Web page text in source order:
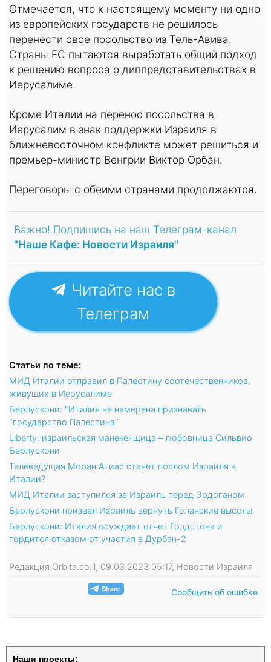
Отмечается, что к настоящему моменту ни одно
из европейских государств не решилось
перенести свое посольство из Тель-Авива.
Страны ЕС пытаются выработать общий подход
к решению вопроса о диппредставительствах в
Иерусалиме.
Кроме Италии на перенос посольства в
Иерусалим в знак поддержки Израиля в
ближневосточном конфликте может решиться и
премьер-министр Венгрии Виктор Орбан.
Переговоры с обеими странами продолжаются.
Важно! Подпишись на наш Телеграм-канал
"Наше Кафе: Новости Израиля"
Читайте нас в
Телеграм
Статьи по теме:
МИД Италии отправил в Палестину соотечественников,
живущих в Иерусалиме
Берлускони: "Италия не намерена признавать
"государство Палестина"
Liberty: израильская манекенщица – любовница Сильвио
Берлускони
Телеведущая Моран Атиас станет послом Израиля в
Италии?
МИД Италии заступился за Израиль перед Эрдоганом
Берлускони призвал Израиль вернуть Голанские высоты
Берлускони: Италия осуждает отчет Голдстона и
гордится отказом от участия в Дурбан-2
Редакция Orbita.co.il, 09.03.2023 05:17, Новости Израиля
Сообщить об ошибке
Наши проекты: